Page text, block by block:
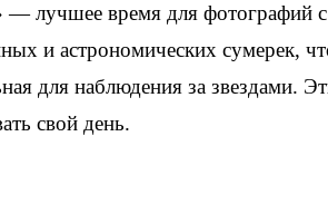
— лучшее время для фотографий
и астрономических сумерек,
для наблюдения за звездами.
свой день.